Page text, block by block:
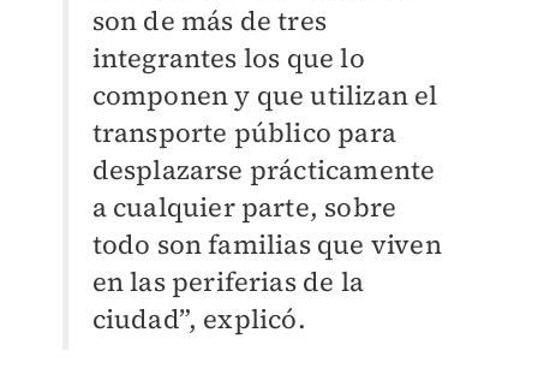
son de más de tres
integrantes los que lo
componen y que utilizan el
transporte público para
desplazarse prácticamente
a cualquier parte, sobre
todo son familias que viven
en las periferias de la
ciudad”, explicó.